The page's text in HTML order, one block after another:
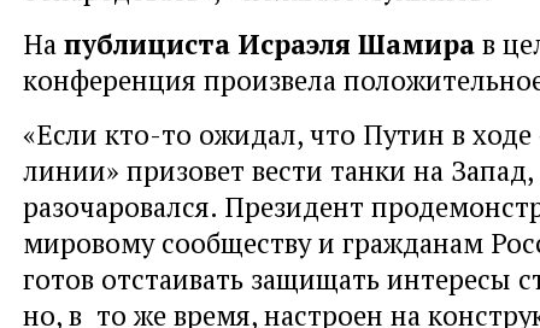
На публициста Исраэля Шамира в
конференция произвела
«Если кто-то ожидал, что Путин в
линии» призовет вести танки на
разочаровался. Президент
мировому сообществу и гражданам
готов отстаивать защищать интересы
но, в то же время, настроен на